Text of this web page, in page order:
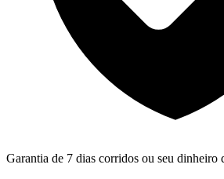
Garantia de 7 dias corridos ou seu dinheiro